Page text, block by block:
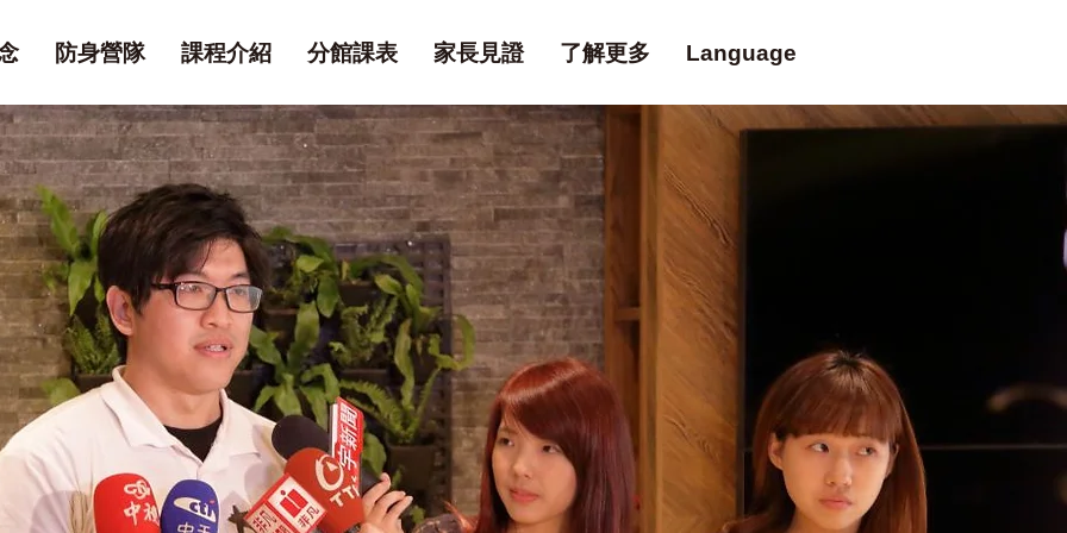
防身營隊 課程介紹 分館課表 家長見證 了解更多 Language